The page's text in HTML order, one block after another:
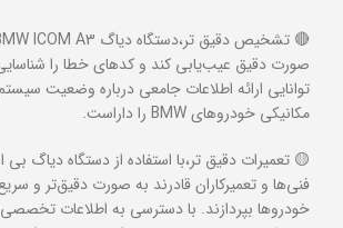
صورت دقیق عیب‌یابی کند و کدهای خطا را
توانایی ارائه اطلاعات جامعی درباره وضعیت
مکانیکی خودروهای BMW را داراست.
فنی‌ها و تعمیرکاران قادرند به صورت دقیق‌تر و
خودروها بپردازند. با دسترسی به اطلاعات تخصصی